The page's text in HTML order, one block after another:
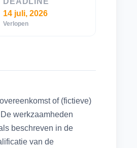
14 juli, 2026
Verlopen
of (fictieve)
werkzaamheden
beschreven in de
van de